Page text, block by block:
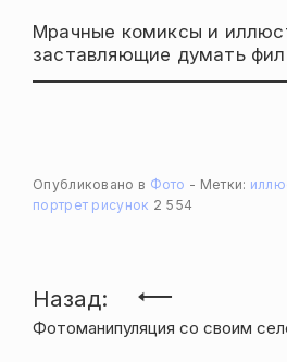
Мрачные комиксы и
заставляющие думать
Опубликовано в Фото Метки:
портрет рисунок 2 554
Навигация
по
Назад:
Фотоманипуляция со своим